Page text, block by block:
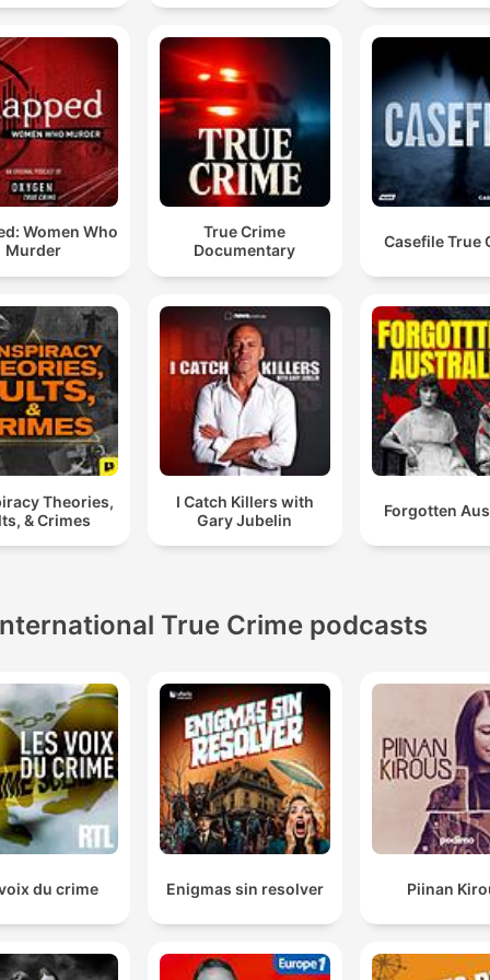
Women Who
Murder
True Crime
Documentary
Casefile True
Theories,
& Crimes
I Catch Killers with
Gary Jubelin
Forgotten
True Crime podcasts
du crime Enigmas sin resolver Piinan